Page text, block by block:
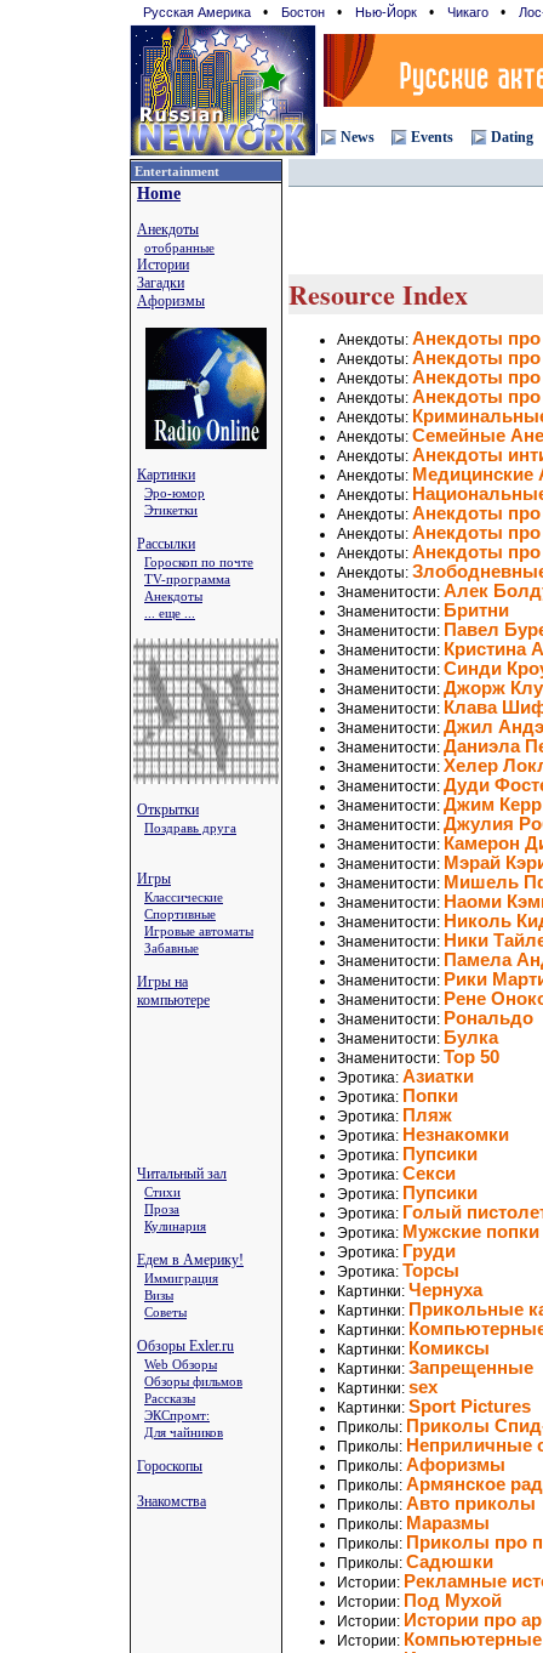
Русская Америка • Бостон • Нью-Йорк • Чикаго •
News Events Dating
Entertainment
Home
Анекдоты
отобранные
Истории
Загадки
Афоризмы
Картинки
Эро-юмор
Этикетки
Рассылки
Гороскоп по почте
TV-программа
Анекдоты
... еще ...
Открытки
Поздравь друга
Игры
Классические
Спортивные
Игровые автоматы
Забавные
Игры на
компьютере
Читальный зал
Стихи
Проза
Кулинария
Едем в Америку!
Иммиграция
Визы
Советы
Обзоры Exler.ru
Web Обзоры
Обзоры фильмов
Рассказы
ЭКСпромт:
Для чайников
Гороскопы
Знакомства
Resource Index
Анекдоты: Анекдоты
Анекдоты: Анекдоты
Анекдоты: Анекдоты про
Анекдоты: Анекдоты
Анекдоты:
Анекдоты: Семейные
Анекдоты: Анекдоты
Анекдоты: Медицинские
Анекдоты:
Анекдоты: Анекдоты
Анекдоты: Анекдоты про
Анекдоты: Анекдоты
Анекдоты:
Знаменитости: Алек
Знаменитости: Бритни
Знаменитости: Павел
Знаменитости: Кристина
Знаменитости: Синди
Знаменитости: Джорж
Знаменитости: Клава
Знаменитости: Джил
Знаменитости: Даниэла
Знаменитости: Хелер
Знаменитости: Дуди
Знаменитости: Джим
Знаменитости: Джулия
Знаменитости: Камерон
Знаменитости: Мэрай
Знаменитости: Мишель
Знаменитости: Наоми
Знаменитости: Николь
Знаменитости: Ники
Знаменитости: Памела
Знаменитости: Рики
Знаменитости: Рене
Знаменитости: Рональдо
Знаменитости: Булка
Знаменитости: Top 50
Эротика: Азиатки
Эротика: Попки
Эротика: Пляж
Эротика: Незнакомки
Эротика: Пупсики
Эротика: Секси
Эротика: Пупсики
Эротика: Голый
Эротика: Мужские попки
Эротика: Груди
Эротика: Торсы
Картинки: Чернуха
Картинки: Прикольные
Картинки:
Картинки: Комиксы
Картинки: Запрещенные
Картинки: sex
Картинки: Sport Pictures
Приколы: Приколы
Приколы: Неприличные
Приколы: Афоризмы
Приколы: Армянское
Приколы: Авто приколы
Приколы: Маразмы
Приколы: Приколы про
Приколы: Садюшки
Истории: Рекламные
Истории: Под Мухой
Истории: Истории про
Истории: Компьютерные